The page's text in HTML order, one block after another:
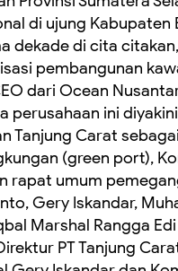
di ujung Kabupaten
dekade di cita
pembangunan
dari Ocean
perusahaan ini
Tanjung Carat
(green port),
rapat umum
Gery Iskandar,
Marshal Rangga
PT Tanjung